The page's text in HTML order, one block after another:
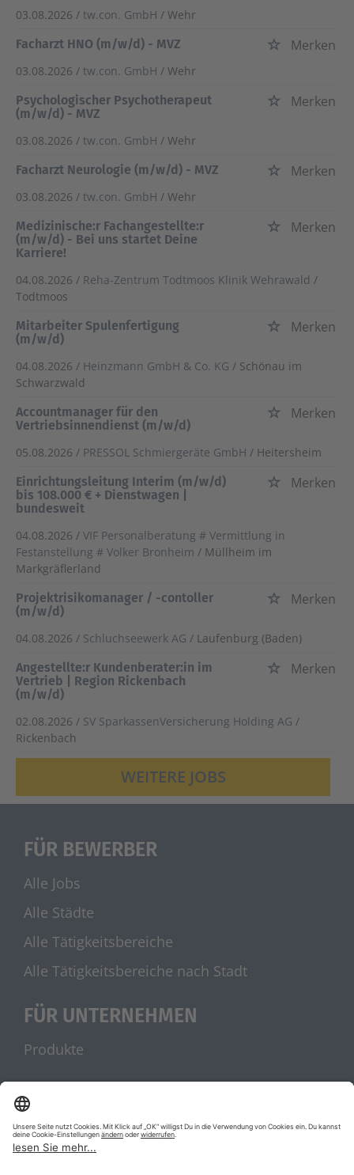
03.08.2026 / tw.con. GmbH / Wehr
Facharzt HNO (m/w/d) - MVZ
Merken
03.08.2026 / tw.con. GmbH / Wehr
Psychologischer Psychotherapeut
(m/w/d) - MVZ
Merken
03.08.2026 / tw.con. GmbH / Wehr
Facharzt Neurologie (m/w/d) - MVZ
Merken
03.08.2026 / tw.con. GmbH / Wehr
Medizinische:r Fachangestellte:r
(m/w/d) - Bei uns startet Deine
Karriere!
Merken
04.08.2026 / Reha-Zentrum Todtmoos Klinik Wehrawald /
Todtmoos
Mitarbeiter Spulenfertigung
(m/w/d)
Merken
04.08.2026 / Heinzmann GmbH & Co. KG / Schönau im
Schwarzwald
Accountmanager für den
Vertriebsinnendienst (m/w/d)
Merken
05.08.2026 / PRESSOL Schmiergeräte GmbH / Heitersheim
Einrichtungsleitung Interim (m/w/d)
bis 108.000 € + Dienstwagen |
bundesweit
Merken
04.08.2026 / VIF Personalberatung # Vermittlung in
Festanstellung # Volker Bronheim / Müllheim im
Markgräflerland
Projektrisikomanager / -contoller
(m/w/d)
Merken
04.08.2026 / Schluchseewerk AG / Laufenburg (Baden)
Angestellte:r Kundenberater:in im
Vertrieb | Region Rickenbach
(m/w/d)
Merken
02.08.2026 / SV SparkassenVersicherung Holding AG /
Rickenbach
WEITERE JOBS
FÜR BEWERBER
Alle Jobs
Alle Städte
Alle Tätigkeitsbereiche
Alle Tätigkeitsbereiche nach Stadt
FÜR UNTERNEHMEN
Produkte
UNSERE PARTNER
stellenanzeigen.de
Jobblitz.de